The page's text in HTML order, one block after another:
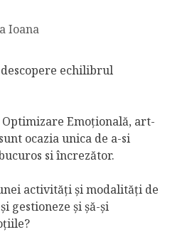
Ioana
echilibrul
Emoțională, art-
ocazia unica de a-si
si încrezător.
activități și modalități de
gestioneze și șă-și